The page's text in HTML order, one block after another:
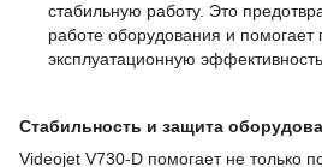
стабильную работу. Это
работе оборудования и помогает
эксплуатационную эффективность.
Стабильность и защита
Videojet V730-D помогает не только